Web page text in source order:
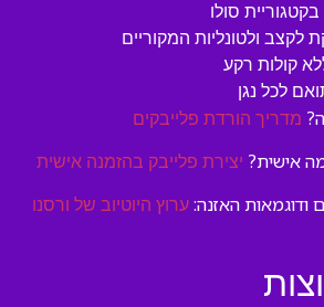
סולו
לקצב ולטונליות המקוריים
קולות רקע
לכל נגן
מדריך הורדת פלייבקים
אישית? יצירת פלייבק בהזמנה אישית
ודוגמאות האזנה: ערוץ היוטיוב של ורסנו